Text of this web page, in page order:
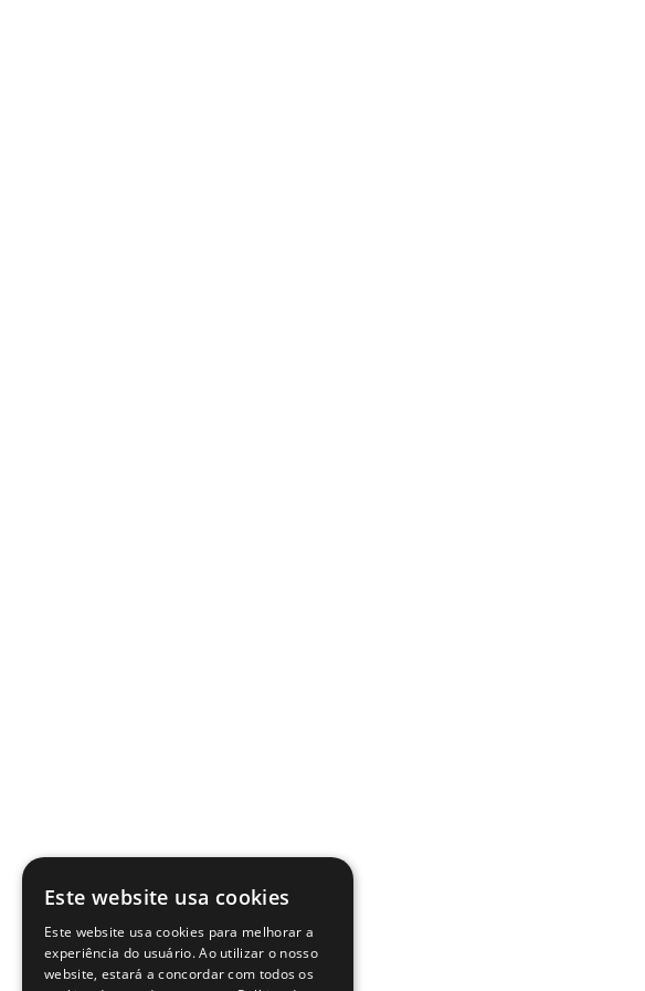
Este website usa cookies
Este website usa cookies para melhorar a
experiência do usuário. Ao utilizar o nosso
website, estará a concordar com todos os